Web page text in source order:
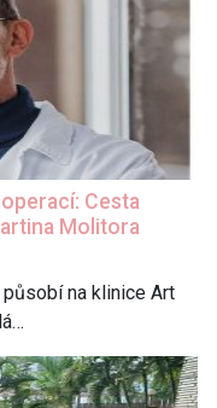
Cesta
Molitora
na klinice Art